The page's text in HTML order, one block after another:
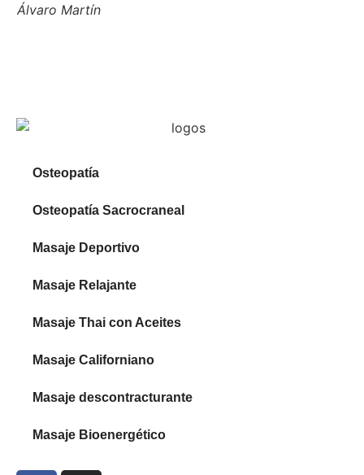
Álvaro Martín
Osteopatía
Osteopatía Sacrocraneal
Masaje Deportivo
Masaje Relajante
Masaje Thai con Aceites
Masaje Californiano
Masaje descontracturante
Masaje Bioenergético